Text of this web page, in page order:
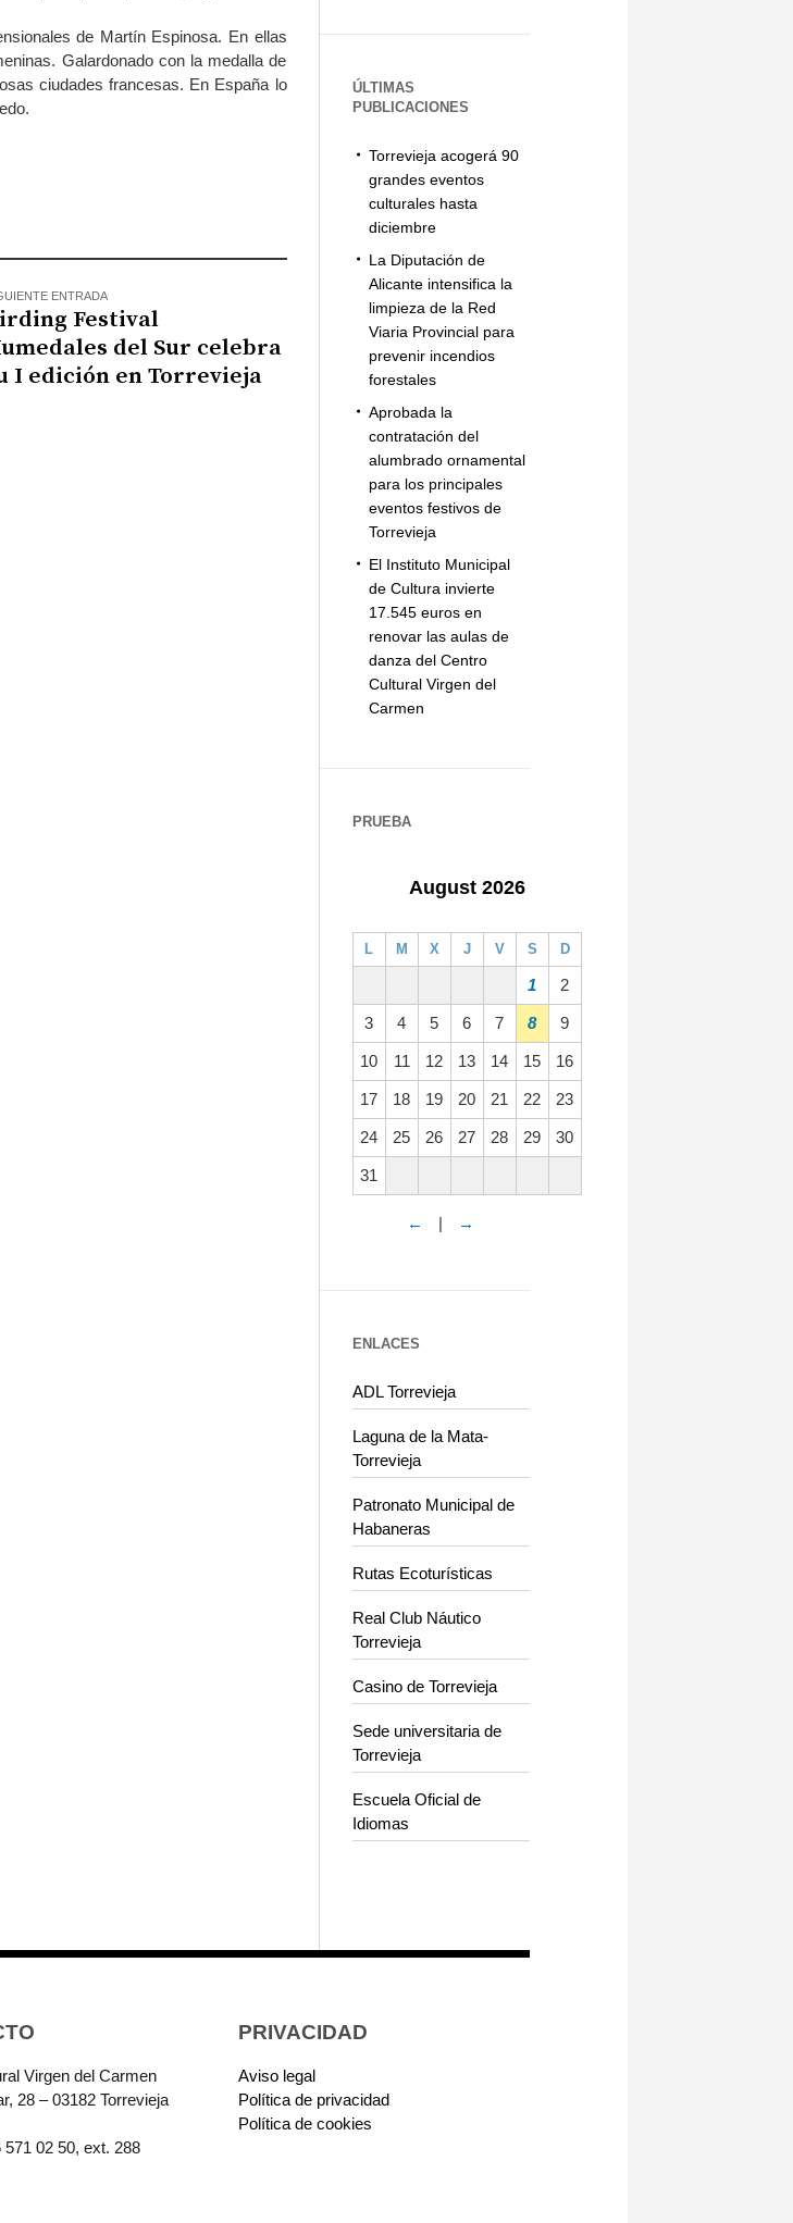
de Martín Espinosa. En ellas
Galardonado con la medalla de
ciudades francesas. En España lo
ENTRADA
Festival
del Sur celebra
I edición en Torrevieja
ÚLTIMAS
PUBLICACIONES
Torrevieja acogerá 90
grandes eventos
culturales hasta
diciembre
La Diputación de
Alicante intensifica la
limpieza de la Red
Viaria Provincial para
prevenir incendios
forestales
Aprobada la
contratación del
alumbrado ornamental
para los principales
eventos festivos de
Torrevieja
El Instituto Municipal
de Cultura invierte
17.545 euros en
renovar las aulas de
danza del Centro
Cultural Virgen del
Carmen
PRUEBA
August 2026
L M X J V S D
1 2
3 4 5 6 7 8 9
10 11 12 13 14 15 16
17 18 19 20 21 22 23
24 25 26 27 28 29 30
31
← | →
ENLACES
ADL Torrevieja
Laguna de la Mata-
Torrevieja
Patronato Municipal de
Habaneras
Rutas Ecoturísticas
Real Club Náutico
Torrevieja
Casino de Torrevieja
Sede universitaria de
Torrevieja
Escuela Oficial de
Idiomas
Virgen del Carmen
28 – 03182 Torrevieja
571 02 50, ext. 288
PRIVACIDAD
Aviso legal
Política de privacidad
Política de cookies